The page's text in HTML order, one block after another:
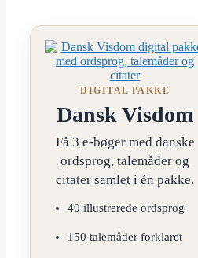
DIGITAL PAKKE
Dansk Visdom
Få 3 e-bøger med danske
ordsprog, talemåder og
citater samlet i én pakke.
40 illustrerede ordsprog
150 talemåder forklaret